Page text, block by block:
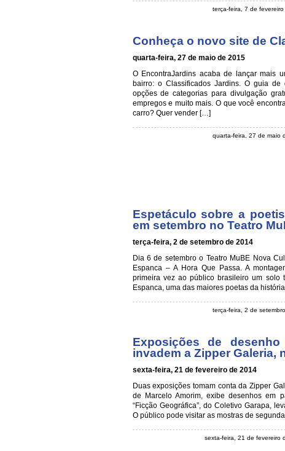
terça-feira, 7 de
Conheça o novo site de
quarta-feira, 27 de maio de 2015
O EncontraJardins acaba de lançar mais
bairro: o Classificados Jardins. O guia
opções de categorias para divulgação
empregos e muito mais. O que você
carro? Quer vender […]
quarta-feira, 27 de maio
Espetáculo sobre a
em setembro no Teatro
terça-feira, 2 de setembro de 2014
Dia 6 de setembro o Teatro MuBE Nova
Espanca – A Hora Que Passa. A
primeira vez ao público brasileiro um
Espanca, uma das maiores poetas da
terça-feira, 2 de
Exposições de
invadem a Zipper Galeria,
sexta-feira, 21 de fevereiro de 2014
Duas exposições tomam conta da Zipper
de Marcelo Amorim, exibe desenhos em
“Ficção Geográfica”, do Coletivo Garapa,
O público pode visitar as mostras de
sexta-feira, 21 de fevereiro